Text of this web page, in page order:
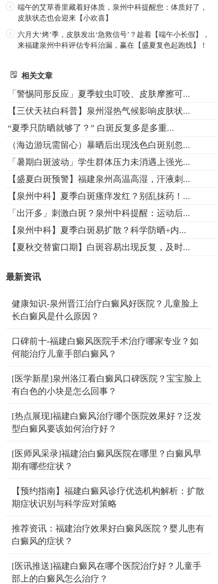
端午的艾草香里藏着好体质，泉州中科提醒您：体质好了，
皮肤状态也会迎来【小欢喜】
六月大‘烤’季，皮肤发出‘急救信号’？趁着【端午小长假】，
来福建泉州中科评估专科治漏，赢在【盛夏复色起跑线】！
相关文章
「警惕同形反应」夏季蚊虫叮咬、皮肤摩擦可...
【三伏天祛白科普】泉州湿热气候影响皮肤状...
“夏季只防晒就够了？” 白斑反复多是多重...
（海边游玩需留心）暴晒后出现浅色白斑别忽...
「暑期白斑波动」学生群体压力未消遇上强光...
【盛夏白斑预警】福建泉州高温高湿，汗液刺...
【泉州中科】夏季白斑瘙痒发红？别乱抹药！...
「出汗多」刺激白斑？泉州中科提醒：运动后...
【泉州中科】夏季白斑易扩散？科学防晒+内...
【夏秋交替窗口期】白斑容易出现反复，及时...
最新资讯
健康知识-泉州晋江治疗白癜风好医院？儿童脸上
长白癜风是什么原因？
口碑前十-福建白癜风医院手术治疗哪家专业？如
何能治疗儿童手部白癜风？
[医学新星]泉州洛江看白癜风口碑医院？宝宝脸上
有白色的小块是怎么回事？
[热点展现]福建白癜风治疗哪个医院效果好？泛发
型白癜风要该如何治疗好？
[医师风采录]福建治白癜风医院在哪里？白癜风早
期有哪些症状？
【预约指南】福建白癜风诊疗优选机构解析：扩散
期症状识别与科学应对策略
推荐资讯：福建治疗效果好白癜风医院？婴儿患有
白癜风的症状？
[医讯推送]福建白癜风在哪个医院治疗好？儿童手
部上的白癜风怎么治疗？